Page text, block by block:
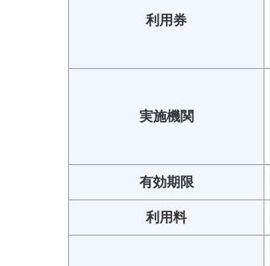
利用券
実施機関
有効期限
利用料